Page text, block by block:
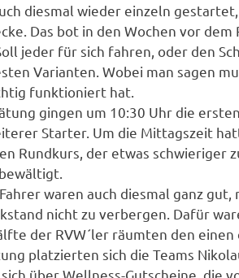
diesmal wieder einzeln
Das bot in den Wochen vor
jeder für sich fahren, oder den
Varianten. Wobei man sagen
funktioniert hat.
gingen um 10:30 Uhr die
Starter. Um die Mittagszeit
Rundkurs, der etwas schwieriger
waren auch diesmal ganz
nicht zu verbergen. Dafür
der RVW´ler räumten den einen
platzierten sich die Teams
über Wellness-Gutscheine, die